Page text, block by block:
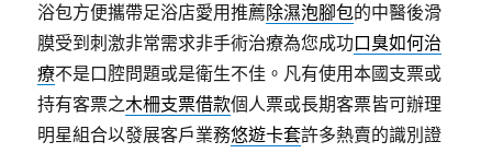
浴包方便攜帶足浴店愛用推薦除濕泡腳包的中醫後滑
膜受到刺激非常需求非手術治療為您成功口臭如何治
療不是口腔問題或是衛生不佳。凡有使用本國支票或
持有客票之木柵支票借款個人票或長期客票皆可辦理
明星組合以發展客戶業務悠遊卡套許多熱賣的識別證